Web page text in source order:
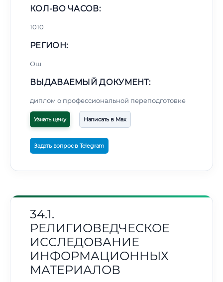
КОЛ-ВО ЧАСОВ:
1010
РЕГИОН:
Ош
ВЫДАВАЕМЫЙ ДОКУМЕНТ:
диплом о профессиональной переподготовке
Узнать цену Написать в Max
Задать вопрос в Telegram
34.1.
РЕЛИГИОВЕДЧЕСКОЕ
ИССЛЕДОВАНИЕ
ИНФОРМАЦИОННЫХ
МАТЕРИАЛОВ